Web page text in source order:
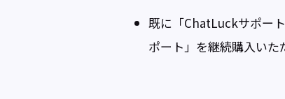
既に「ChatLuckサポー
ポート」を継続購入いた